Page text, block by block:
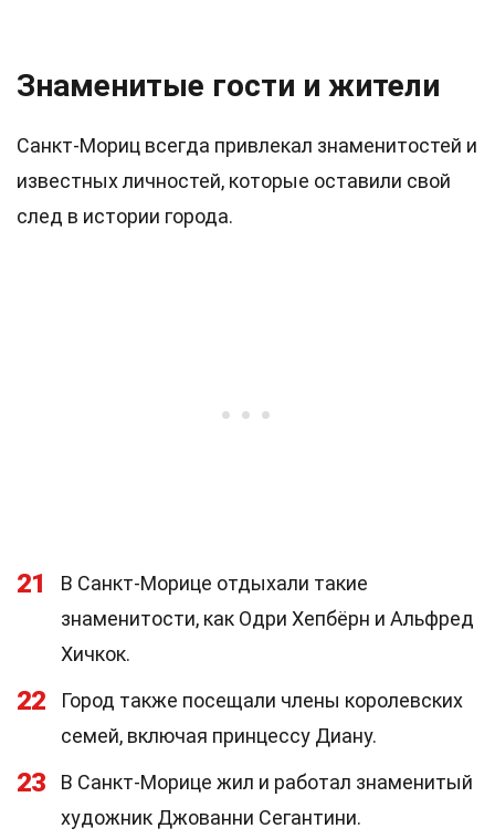
Знаменитые гости и жители
Санкт-Мориц всегда привлекал знаменитостей и
известных личностей, которые оставили свой
след в истории города.
21
В Санкт-Морице отдыхали такие
знаменитости, как Одри Хепбёрн и Альфред
Хичкок.
22
Город также посещали члены королевских
семей, включая принцессу Диану.
23
В Санкт-Морице жил и работал знаменитый
художник Джованни Сегантини.